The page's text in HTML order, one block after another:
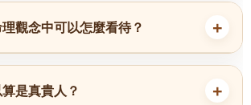
觀念中可以怎麼看待？
是真貴人？